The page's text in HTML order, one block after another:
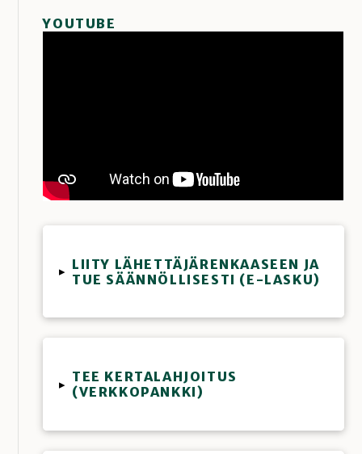
YOUTUBE
▸ LIITY LÄHETTÄJÄRENKAASEEN JA
TUE SÄÄNNÖLLISESTI (E-LASKU)
▸ TEE KERTALAHJOITUS
(VERKKOPANKKI)